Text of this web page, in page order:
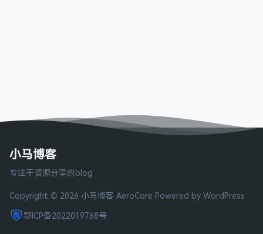
小马博客
专注于资源分享的blog
Copyright © 2026 小马博客 AeroCore Powered by WordPress
鄂ICP备2022019768号